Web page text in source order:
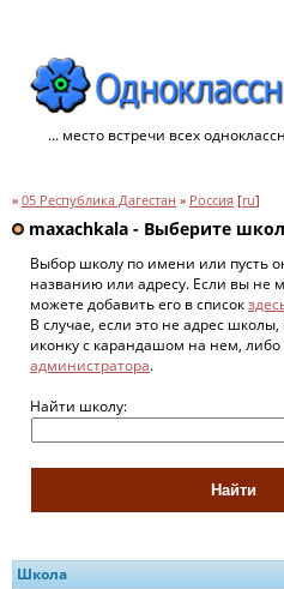
... место встречи всех
» 05 Республика Дагестан » Россия [ru]
maxachkala - Выберите
Выбор школу по имени или пусть
названию или адресу. Если вы не
можете добавить его в список
В случае, если это не адрес
иконку с карандашом на нем,
администратора.
Найти школу:
Школа